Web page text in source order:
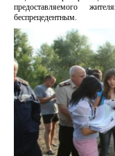
предоставляемого
беспрецедентным.